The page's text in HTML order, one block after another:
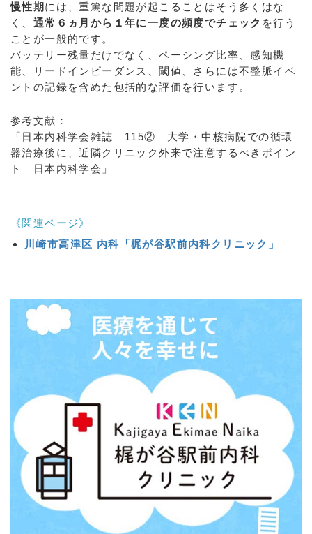
慢性期 には、重篤な問題が起こることはそう多くはな
く、 通常６ヵ月から１年に一度の頻度でチェック を行う
ことが一般的です。
バッテリー残量だけでなく、ペーシング比率、感知機
能、リードインピーダンス、閾値、さらには不整脈イベ
ントの記録を含めた包括的な評価を行います。
参考文献：
「日本内科学会雑誌 115② 大学・中核病院での循環
器治療後に、近隣クリニック外来で注意するべきポイン
ト 日本内科学会」
《関連ページ》
川崎市高津区 内科「梶が谷駅前内科クリニック」